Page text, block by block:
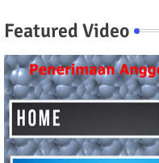
Featured Video